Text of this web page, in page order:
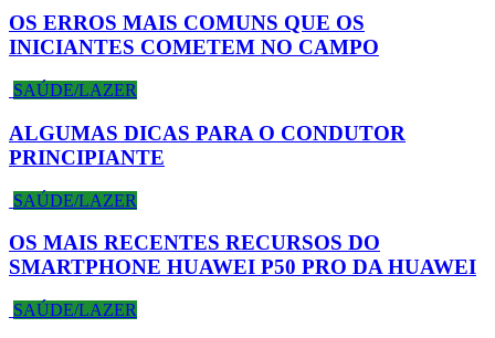
OS ERROS MAIS COMUNS QUE OS
INICIANTES COMETEM NO CAMPO
SAÚDE/LAZER
ALGUMAS DICAS PARA O CONDUTOR
PRINCIPIANTE
SAÚDE/LAZER
OS MAIS RECENTES RECURSOS DO
SMARTPHONE HUAWEI P50 PRO DA HUAWEI
SAÚDE/LAZER